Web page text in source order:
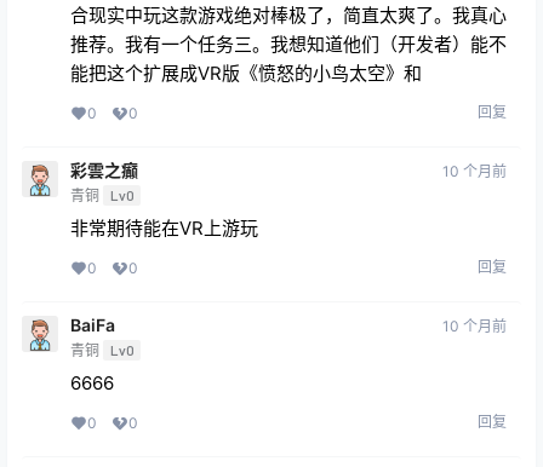
合现实中玩这款游戏绝对棒极了，简直太爽了。我真心
推荐。我有一个任务三。我想知道他们（开发者）能不
能把这个扩展成VR版《愤怒的小鸟太空》和
0 0 回复
彩雲之癫
青铜 Lv0
10 个月前
非常期待能在VR上游玩
0 0 回复
BaiFa
青铜 Lv0
10 个月前
6666
0 0 回复